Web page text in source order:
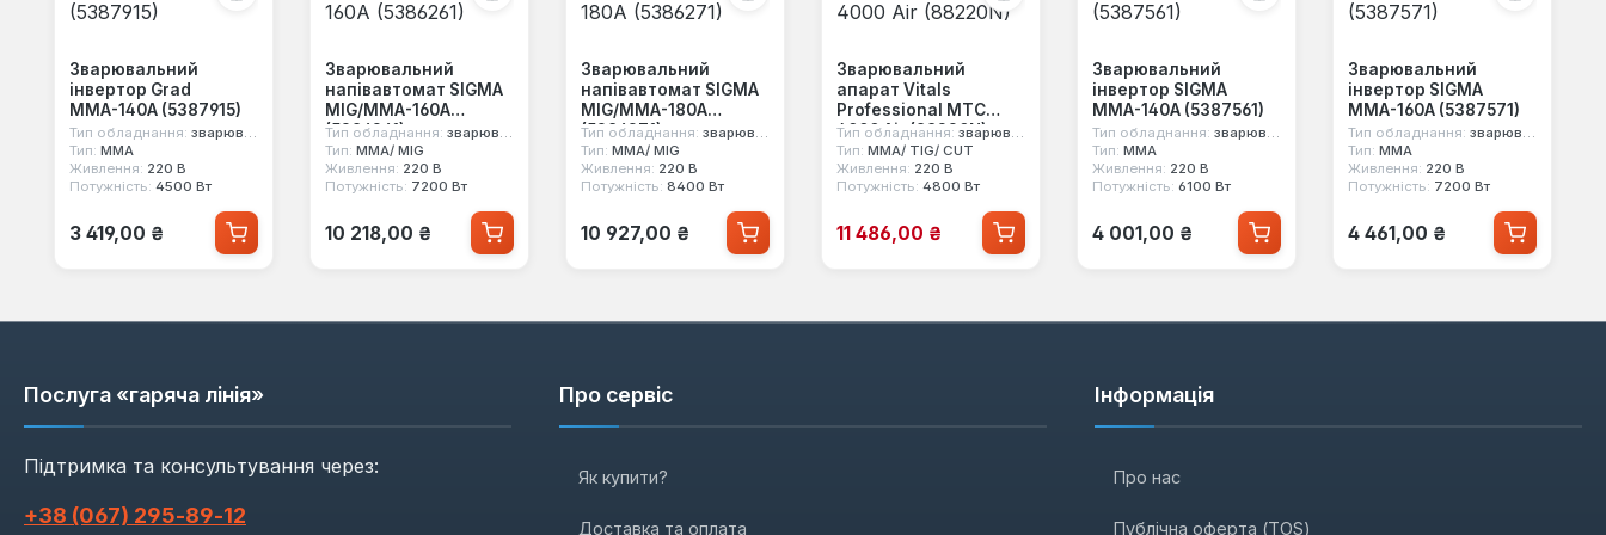
Зварювальний
інвертор Grad
ММА-140А (5387915)
Тип обладнання: зварювальний інвертор
Тип: MMA
Живлення: 220 В
Потужність: 4500 Вт
Звичайна ціна:
3 419,00 ₴
Зварювальний
напівавтомат SIGMA
MIG/MMA-160A
(5386261)
Тип обладнання: зварювальний напівавтомат
Тип: MMA/ MIG
Живлення: 220 В
Потужність: 7200 Вт
Звичайна ціна:
10 218,00 ₴
Зварювальний
напівавтомат SIGMA
MIG/MMA-180A
(5386271)
Тип обладнання: зварювальний напівавтомат
Тип: MMA/ MIG
Живлення: 220 В
Потужність: 8400 Вт
Звичайна ціна:
10 927,00 ₴
Зварювальний
апарат Vitals
Professional MTC
4000 Air (88220N)
Тип обладнання: зварювальний інвертор
Тип: MMA/ TIG/ CUT
Живлення: 220 В
Потужність: 4800 Вт
Ціна продажу:
11 486,00 ₴
Зварювальний
інвертор SIGMA
ММА-140А (5387561)
Тип обладнання: зварювальний інвертор
Тип: MMA
Живлення: 220 В
Потужність: 6100 Вт
Звичайна ціна:
4 001,00 ₴
Зварювальний
інвертор SIGMA
ММА-160А (5387571)
Тип обладнання: зварювальний інвертор
Тип: MMA
Живлення: 220 В
Потужність: 7200 Вт
Звичайна ціна:
4 461,00 ₴
Послуга «гаряча лінія»
Підтримка та консультування через:
+38 (067) 295‑89‑12
Про сервіс
Як купити?
Доставка та оплата
Інформація
Про нас
Публічна оферта (TOS)